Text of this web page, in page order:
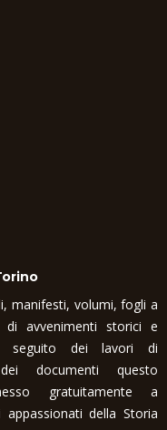
manifesti, volumi, fogli a
di avvenimenti storici e
seguito dei lavori di
documenti questo
gratuitamente a
della Storia